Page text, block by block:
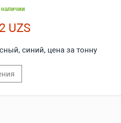
наличии
UZS
синий, цена за тонну